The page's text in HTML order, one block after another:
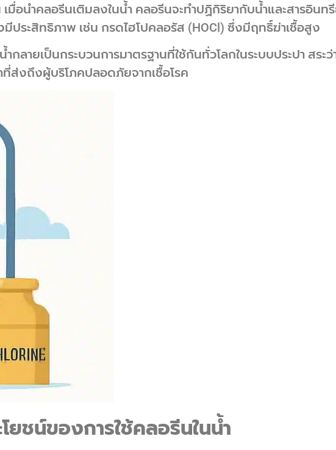
มื่อนำคลอรีนเติมลงในน้ำ คลอรีนจะทำปฏิกิริยากับน้ำและสารอินท
มีประสิทธิภาพ เช่น กรดไฮโปคลอรัส (HOCl) ซึ่งมีฤทธิ์ฆ่าเชื้อสูง
ลายเป็นกระบวนการมาตรฐานที่ใช้กันทั่วโลกในระบบประปา สระว่
ที่ส่งถึงผู้บริโภคปลอดภัยจากเชื้อโรค
โยชน์ของการใช้คลอรีนในน้ำ